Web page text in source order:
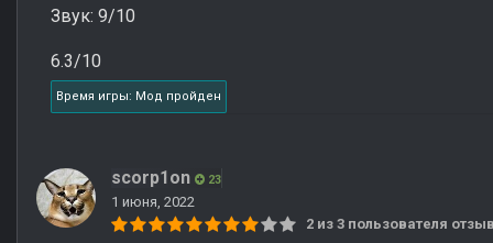
Звук: 9/10
6.3/10
Время игры: Мод пройден
scorp1on 23
1 июня, 2022
2 из 3 пользователя